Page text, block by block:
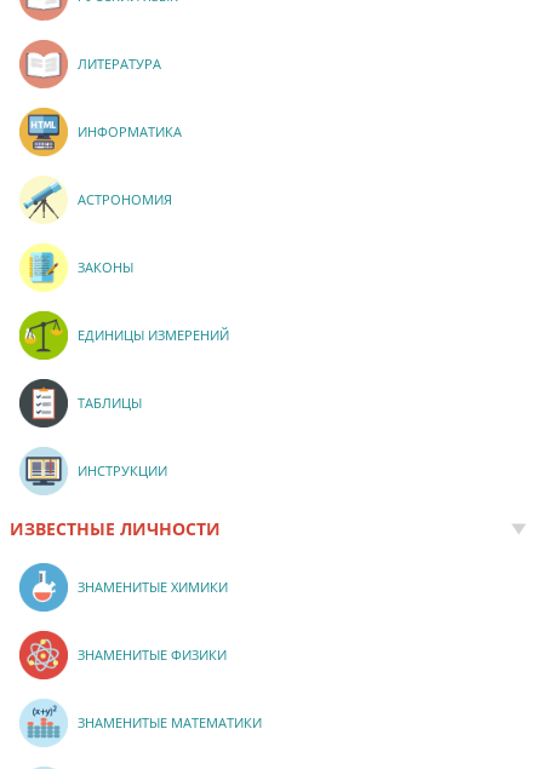
ЛИТЕРАТУРА
ИНФОРМАТИКА
АСТРОНОМИЯ
ЗАКОНЫ
ЕДИНИЦЫ ИЗМЕРЕНИЙ
ТАБЛИЦЫ
ИНСТРУКЦИИ
ИЗВЕСТНЫЕ ЛИЧНОСТИ
ЗНАМЕНИТЫЕ ХИМИКИ
ЗНАМЕНИТЫЕ ФИЗИКИ
ЗНАМЕНИТЫЕ МАТЕМАТИКИ